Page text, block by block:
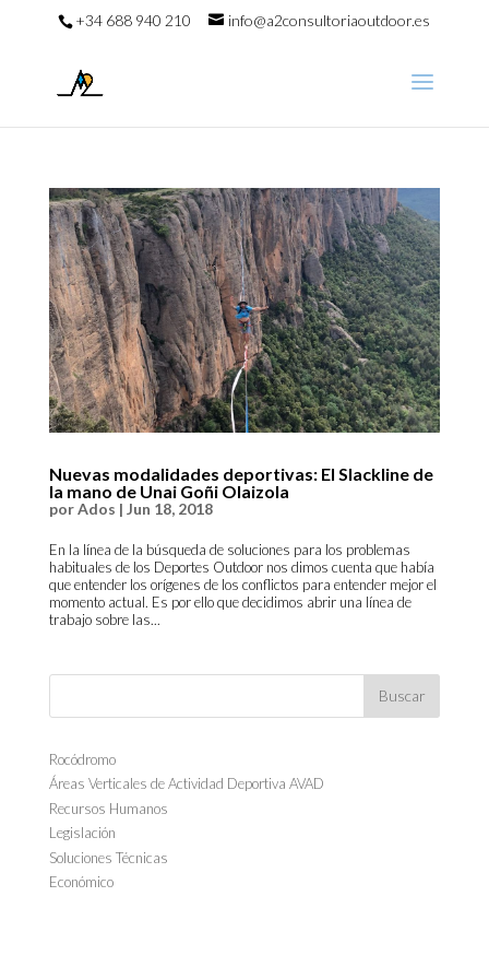
+34 688 940 210 info@a2consultoriaoutdoor.es
Nuevas modalidades deportivas: El Slackline de
la mano de Unai Goñi Olaizola
porAdos | Jun 18, 2018
En la línea de la búsqueda de soluciones para los problemas
habituales de los Deportes Outdoor nos dimos cuenta que había
que entender los orígenes de los conflictos para entender mejor el
momento actual. Es por ello que decidimos abrir una línea de
trabajo sobre las...
Rocódromo
Áreas Verticales de Actividad Deportiva AVAD
Recursos Humanos
Legislación
Soluciones Técnicas
Económico